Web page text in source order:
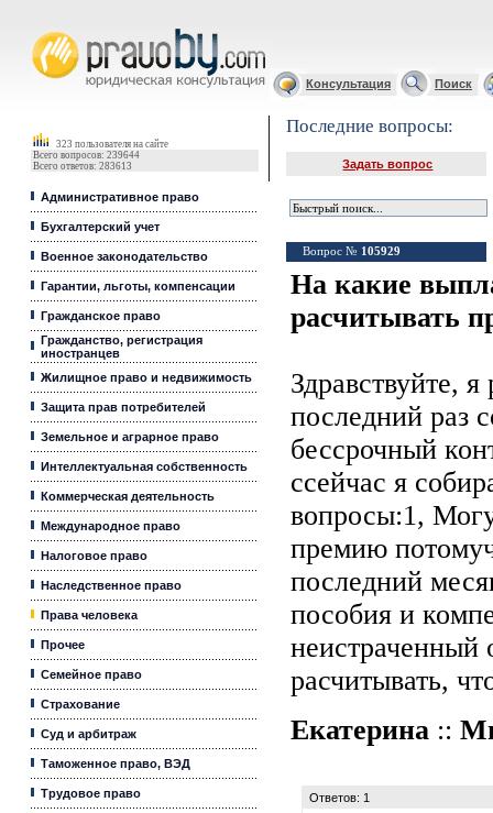
Консультация Поиск
323 пользователя на сайте
Всего вопросов: 239644
Всего ответов: 283613
Административное право
Бухгалтерский учет
Военное законодательство
Гарантии, льготы, компенсации
Гражданское право
Гражданство, регистрация
иностранцев
Жилищное право и недвижимость
Защита прав потребителей
Земельное и аграрное право
Интеллектуальная собственность
Коммерческая деятельность
Международное право
Налоговое право
Наследственное право
Права человека
Прочее
Семейное право
Страхование
Суд и арбитраж
Таможенное право, ВЭД
Трудовое право
Последние вопросы:
Задать вопрос
Вопрос № 105929
На какие
расчитывать
Здравствуйте,
последний раз
бессрочный
ссейчас я
вопросы:1,
премию
последний
пособия и
неистраченный
расчитывать,
Екатерина ::
Ответов: 1